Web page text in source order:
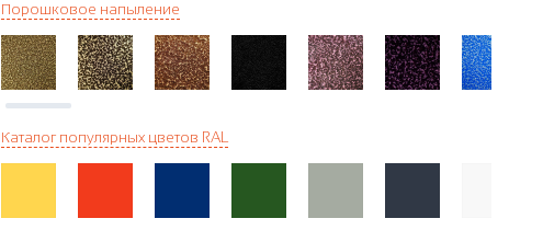
Порошковое напыление
Каталог популярных цветов RAL